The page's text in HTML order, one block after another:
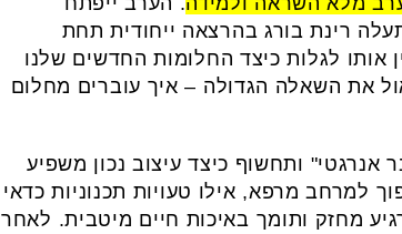
רינת בורג בהרצאה ייחודית תחת
לגלות כיצד החלומות החדשים שלנו
את השאלה הגדולה – איך עוברים מחלום
ותחשוף כיצד עיצוב נכון משפיע
למרחב מרפא, אילו טעויות תכנוניות כדאי
מחזק ותומך באיכות חיים מיטבית. לאחר